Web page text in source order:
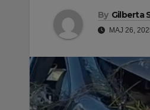
By Gilberta
MAJ 26,